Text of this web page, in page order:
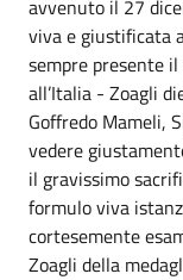
avvenuto il 27
viva e giustificata
sempre presente
all’Italia - Zoagli
Goffredo Mameli,
vedere
il gravissimo
formulo viva
cortesemente
Zoagli della